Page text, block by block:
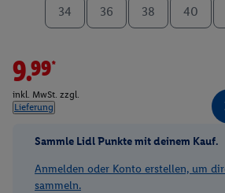
34 36 38 40
9.99*
inkl. MwSt. zzgl.
Lieferung
Sammle Lidl Punkte mit deinem Kauf.
Anmelden oder Konto erstellen, um
sammeln.